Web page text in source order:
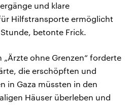
und klare
Hilfstransporte ermöglicht
betonte Frick.
ohne Grenzen“ forderte
die erschöpften und
in Gaza müssten in den
Häuser überleben und